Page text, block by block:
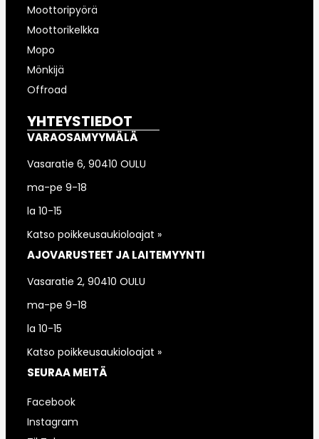
Moottoripyörä
Moottorikelkka
Mopo
Mönkijä
Offroad
YHTEYSTIEDOT
VARAOSAMYYMÄLÄ
Vasaratie 6, 90410 OULU
ma-pe 9-18
la 10-15
Katso poikkeusaukioloajat »
AJOVARUSTEET JA LAITEMYYNTI
Vasaratie 2, 90410 OULU
ma-pe 9-18
la 10-15
Katso poikkeusaukioloajat »
SEURAA MEITÄ
Facebook
Instagram